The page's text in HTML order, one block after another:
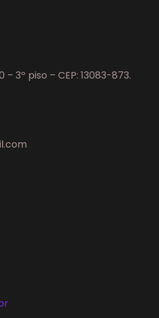
– 3º piso – CEP: 13083-873.